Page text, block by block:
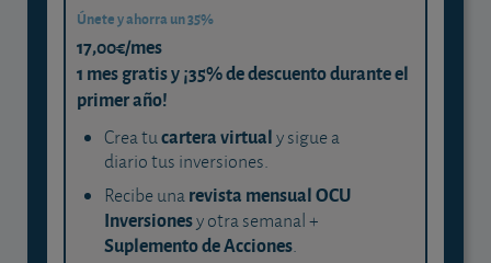
Únete y ahorra un 35%
17,00€/mes
1 mes gratis y ¡35% de descuento durante el
primer año!
Crea tucartera virtualy sigue a
diario tus inversiones.
Recibe unarevista mensual OCU
Inversionesy otra semanal +
Suplemento de Acciones.